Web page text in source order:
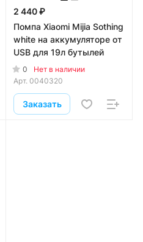
2 440 ₽
Помпа Xiaomi Mijia Sothing
white на аккумуляторе от
USB для 19л бутылей
0
Нет в наличии
Арт. 0040320
Заказать